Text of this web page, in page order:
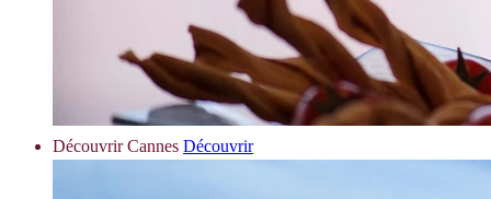
Découvrir Cannes Découvrir